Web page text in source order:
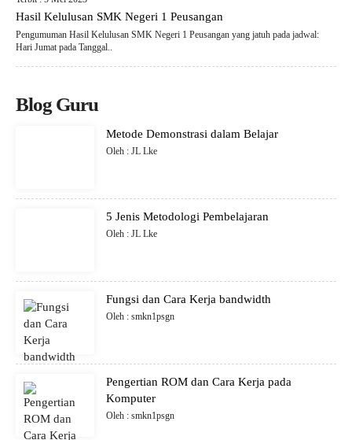
Hasil Kelulusan SMK Negeri 1 Peusangan
Pengumuman Hasil Kelulusan SMK Negeri 1 Peusangan yang jatuh pada jadwal:
Hari Jumat pada Tanggal..
Blog Guru
Metode Demonstrasi dalam Belajar
Oleh : JL Lke
5 Jenis Metodologi Pembelajaran
Oleh : JL Lke
Fungsi dan Cara Kerja bandwidth
Oleh : smkn1psgn
Pengertian ROM dan Cara Kerja pada
Komputer
Oleh : smkn1psgn